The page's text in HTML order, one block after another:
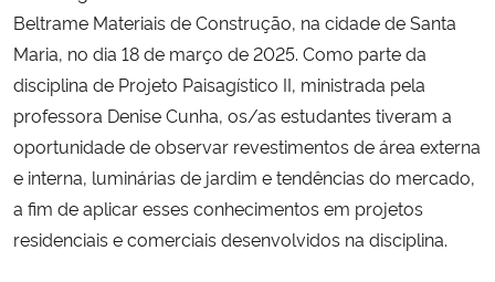
Ministério do Turismo
Ministério do Desenvolvimento Regional
Controladoria-Geral da União
Ministério da Mulher, da Família e dos Direitos Humanos
Beltrame Materiais de Construção, na cidade de Santa
Maria, no dia 18 de março de 2025. Como parte da
disciplina de Projeto Paisagístico II, ministrada pela
professora Denise Cunha, os/as estudantes tiveram a
oportunidade de observar revestimentos de área externa
e interna, luminárias de jardim e tendências do mercado,
a fim de aplicar esses conhecimentos em projetos
residenciais e comerciais desenvolvidos na disciplina.